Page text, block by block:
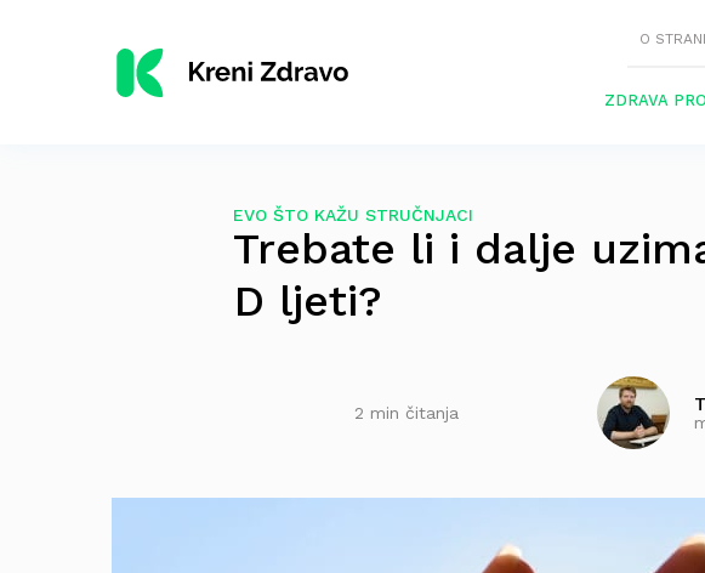
O
ZDRAVA
EVO ŠTO KAŽU STRUČNJACI
Trebate li i dalje
D ljeti?
2 min čitanja